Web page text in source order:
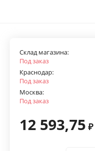
Склад магазина:
Под заказ
Краснодар:
Под заказ
Москва:
Под заказ
12 593,75 ₽